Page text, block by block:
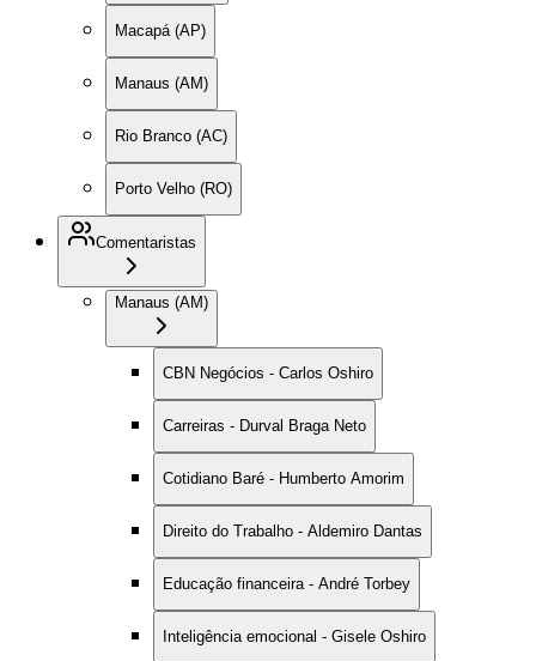
Macapá (AP)
Manaus (AM)
Rio Branco (AC)
Porto Velho (RO)
Comentaristas
Manaus (AM)
CBN Negócios - Carlos Oshiro
Carreiras - Durval Braga Neto
Cotidiano Baré - Humberto Amorim
Direito do Trabalho - Aldemiro Dantas
Educação financeira - André Torbey
Inteligência emocional - Gisele Oshiro